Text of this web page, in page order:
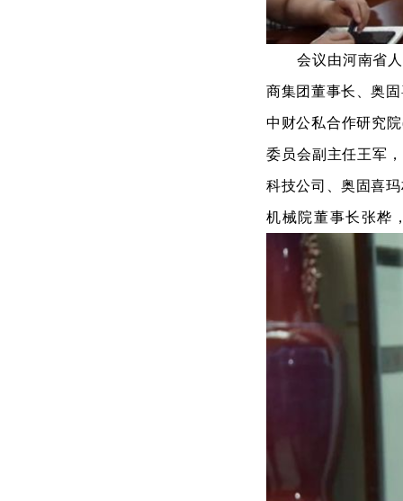
会议由河南省
商集团董事长、奥
中财公私合作研究
委员会副主任王军
科技公司、奥固喜
机械院董事长张桦